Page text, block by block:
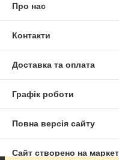
Про нас
Контакти
Доставка та оплата
Графік роботи
Повна версія сайту
Сайт створено на